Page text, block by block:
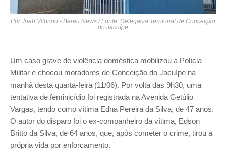
Por Joab Vitorino - Bereu News / Fonte: Delegacia Territorial de Conceição
do Jacuípe
Um caso grave de violência doméstica mobilizou a Polícia
Militar e chocou moradores de Conceição do Jacuípe na
manhã desta quarta-feira (11/06). Por volta das 9h30, uma
tentativa de feminicídio foi registrada na Avenida Getúlio
Vargas, tendo como vítima Edna Pereira da Silva, de 47 anos.
O autor do disparo foi o ex-companheiro da vítima, Edson
Britto da Silva, de 64 anos, que, após cometer o crime, tirou a
própria vida por enforcamento.